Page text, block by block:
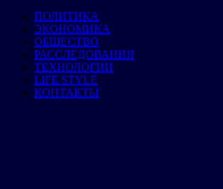
ПОЛИТИКА
ЭКОНОМИКА
ОБЩЕСТВО
РАССЛЕДОВАНИЯ
ТЕХНОЛОГИИ
LIFE STYLE
КОНТАКТЫ